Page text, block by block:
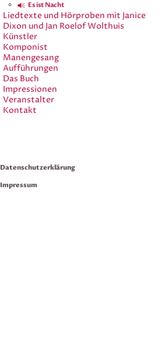
Es ist Nacht
Liedtexte und Hörproben mit Janice
Dixon und Jan Roelof Wolthuis
Künstler
Komponist
Manengesang
Aufführungen
Das Buch
Impressionen
Veranstalter
Kontakt
Datenschutzerklärung
Impressum